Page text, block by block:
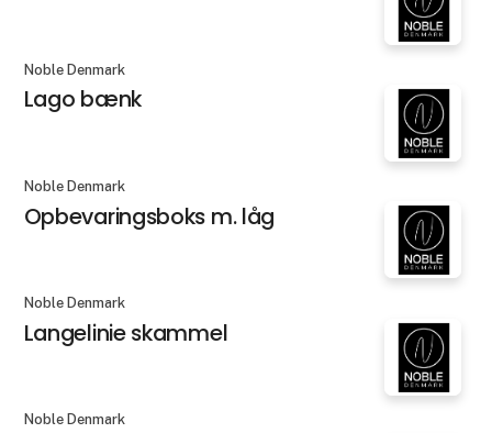
Noble Denmark
Lago bænk
Noble Denmark
Opbevaringsboks m. låg
Noble Denmark
Langelinie skammel
Noble Denmark